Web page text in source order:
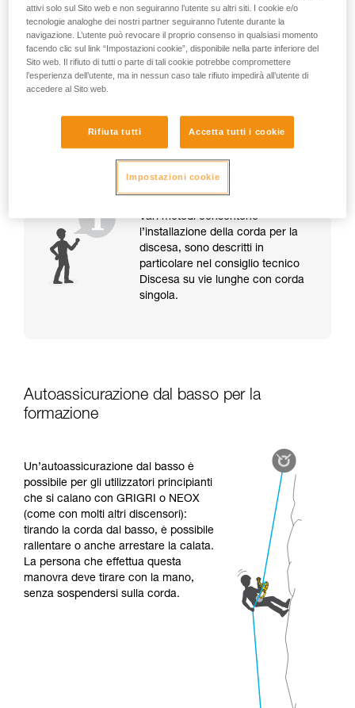
dinamica EN 892 o semistatica EN 1891 con il diametro
Vari metodi consentono
l’installazione della corda per la
discesa, sono descritti in
particolare nel consiglio tecnico
Discesa su vie lunghe con corda
singola.
Autoassicurazione dal basso per la
formazione
Un’autoassicurazione dal basso è
possibile per gli utilizzatori principianti
che si calano con GRIGRI o NEOX
(come con molti altri discensori):
tirando la corda dal basso, è possibile
rallentare o anche arrestare la calata.
La persona che effettua questa
manovra deve tirare con la mano,
senza sospendersi sulla corda.
attivi solo sul Sito web e non seguiranno l’utente su altri siti. I cookie e/o
tecnologie analoghe dei nostri partner seguiranno l’utente durante la
navigazione. L’utente può revocare il proprio consenso in qualsiasi momento
facendo clic sul link “Impostazioni cookie”, disponibile nella parte inferiore del
Sito web. Il rifiuto di tutti o parte di tali cookie potrebbe compromettere
l’esperienza dell’utente, ma in nessun caso tale rifiuto impedirà all’utente di
accedere al Sito web.
Rifiuta tutti Accetta tutti i cookie
Impostazioni cookie